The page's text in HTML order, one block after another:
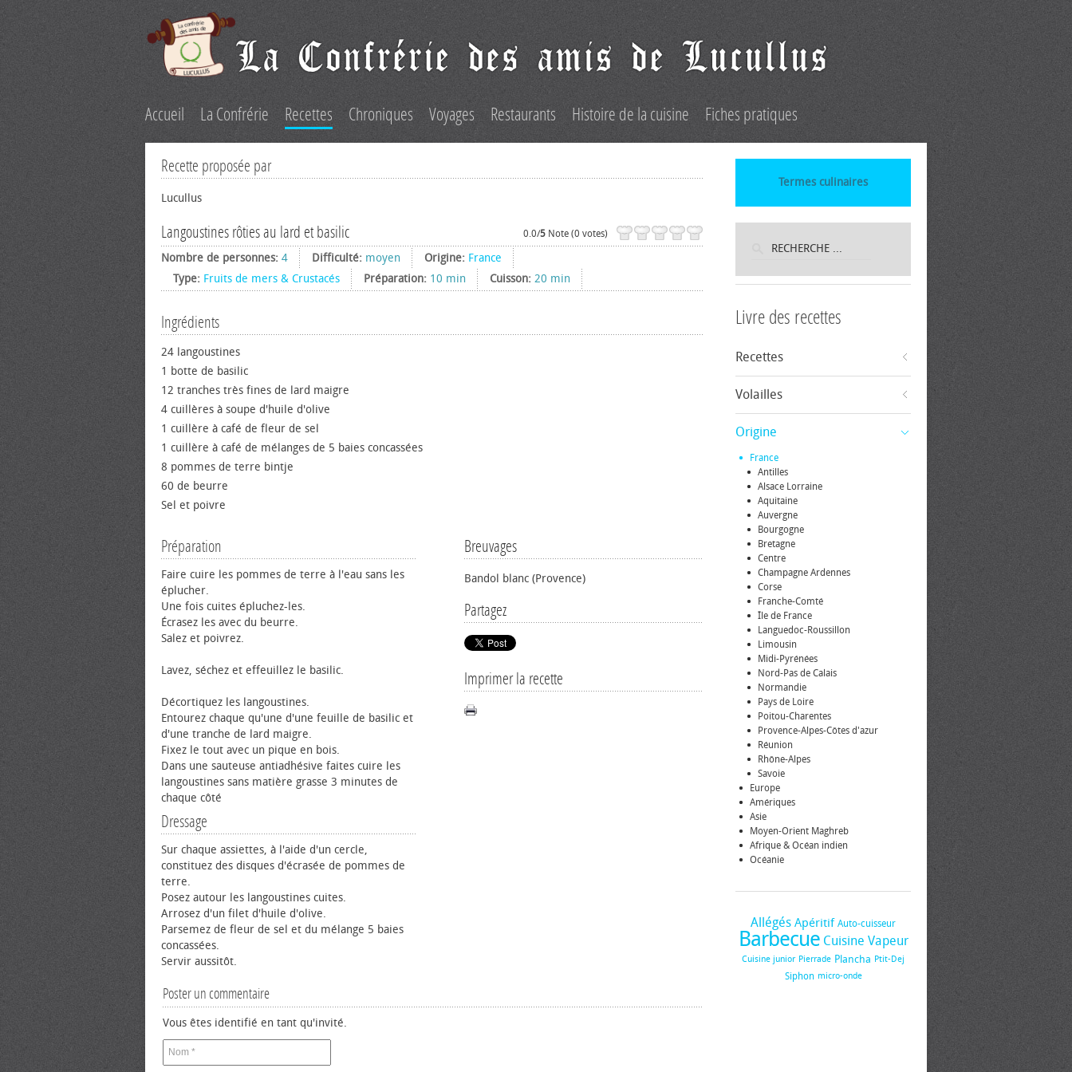
Accueil La Confrérie Recettes Chroniques Voyages Restaurants Histoire de la cuisine Fiches pratiques
Recette proposée par
Lucullus
Langoustines rôties au lard et basilic 0.0/5 Note (0 votes)
Nombre de personnes: 4 Difficulté: moyen Origine: France
Type: Fruits de mers & Crustacés Préparation: 10 min Cuisson: 20 min
Ingrédients
24 langoustines
1 botte de basilic
12 tranches très fines de lard maigre
4 cuillères à soupe d'huile d'olive
1 cuillère à café de fleur de sel
1 cuillère à café de mélanges de 5 baies concassées
8 pommes de terre bintje
60 de beurre
Sel et poivre
Breuvages
Bandol blanc (Provence)
Partagez
Imprimer la recette
Préparation
Faire cuire les pommes de terre à l'eau sans les
éplucher.
Une fois cuites épluchez-les.
Écrasez les avec du beurre.
Salez et poivrez.
Lavez, séchez et effeuillez le basilic.
Décortiquez les langoustines.
Entourez chaque qu'une d'une feuille de basilic et
d'une tranche de lard maigre.
Fixez le tout avec un pique en bois.
Dans une sauteuse antiadhésive faites cuire les
langoustines sans matière grasse 3 minutes de
chaque côté
Dressage
Sur chaque assiettes, à l'aide d'un cercle,
constituez des disques d'écrasée de pommes de
terre.
Posez autour les langoustines cuites.
Arrosez d'un filet d'huile d'olive.
Parsemez de fleur de sel et du mélange 5 baies
concassées.
Servir aussitôt.
Poster un commentaire
Vous êtes identifié en tant qu'invité.
Termes culinaires
Livre des recettes
Recettes
Volailles
Origine
France
Antilles
Alsace Lorraine
Aquitaine
Auvergne
Bourgogne
Bretagne
Centre
Champagne Ardennes
Corse
Franche-Comté
Île de France
Languedoc-Roussillon
Limousin
Midi-Pyrénées
Nord-Pas de Calais
Normandie
Pays de Loire
Poitou-Charentes
Provence-Alpes-Côtes d'azur
Réunion
Rhône-Alpes
Savoie
Europe
Amériques
Asie
Moyen-Orient Maghreb
Afrique & Océan indien
Océanie
Allégés Apéritif Auto-cuisseur
Barbecue Cuisine Vapeur
Cuisine junior Pierrade Plancha Ptit-Dej
Siphon micro-onde